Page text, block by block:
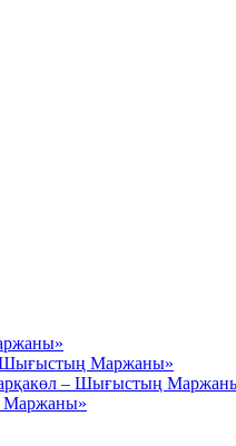
Шығыстың Маржаны»
– Шығыстың
Маржаны»